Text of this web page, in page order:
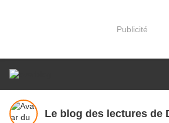
Publicité
Le blog des lectures de